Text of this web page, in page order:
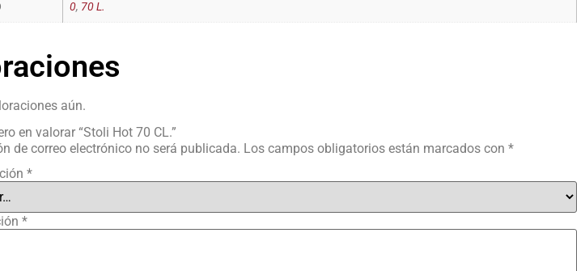
0, 70 L.
aún.
en valorar “Stoli Hot 70 CL.”
de correo electrónico no será publicada. Los campos obligatorios están marcados con *
*
*